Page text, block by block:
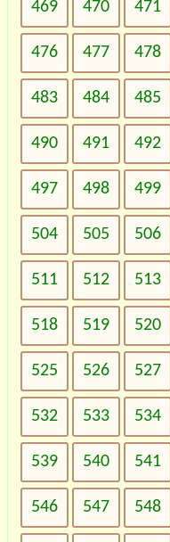
469 470 471
476 477 478
483 484 485
490 491 492
497 498 499
504 505 506
511 512 513
518 519 520
525 526 527
532 533 534
539 540 541
546 547 548